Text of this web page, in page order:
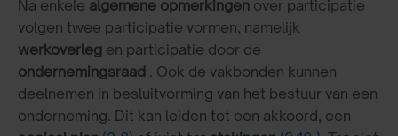
Na enkele algemene opmerkingen over participatie
volgen twee participatie vormen, namelijk
werkoverleg en participatie door de
ondernemingsraad . Ook de vakbonden kunnen
deelnemen in besluitvorming van het bestuur van een
onderneming. Dit kan leiden tot een akkoord, een